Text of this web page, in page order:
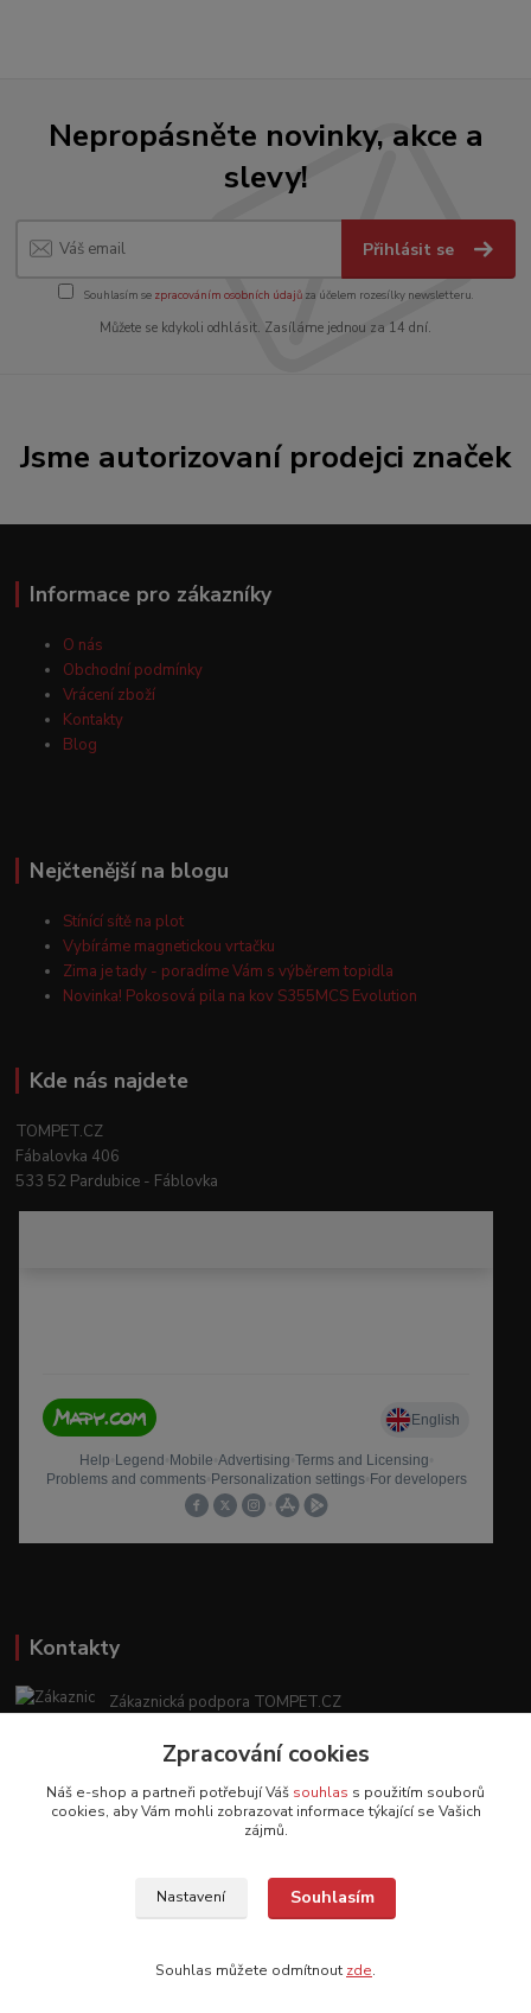
Nepropásněte novinky, akce a
slevy!
Přihlásit se
Souhlasím se zpracováním osobních údajůza účelem rozesílky newsletteru.
Můžete se kdykoli odhlásit. Zasíláme jednou za 14 dní.
Jsme autorizovaní prodejci značek
Informace pro zákazníky
O nás
Obchodní podmínky
Vrácení zboží
Kontakty
Blog
Nejčtenější na blogu
Stínící sítě na plot
Vybíráme magnetickou vrtačku
Zima je tady - poradíme Vám s výběrem topidla
Novinka! Pokosová pila na kov S355MCS Evolution
Kde nás najdete
TOMPET.CZ
Fábalovka 406
533 52 Pardubice - Fáblovka
Kontakty
Zákaznická podpora TOMPET.CZ
(Po-Ne, 8-20 hod.)
obchod@tompet.cz
TOMPET.CZ
Zpracování cookies
Náš e-shop a partneři potřebují Váš souhlas s použitím souborů
cookies, aby Vám mohli zobrazovat informace týkající se Vašich
zájmů.
Nastavení Souhlasím
Souhlas můžete odmítnout zde.